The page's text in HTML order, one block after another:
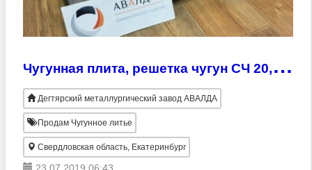
Ч
угунная плита, решетка чугун СЧ 20, 15, 25, 30, 35, 40; ГОСТ 1412 ВЧ, АЧС
Дегтярский металлургический завод АВАЛДА
Продам Чугунное литье
Свердловская область, Екатеринбург